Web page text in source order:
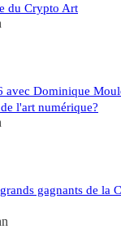
du Crypto Art
avec Dominique
l'art numérique?
gagnants de la